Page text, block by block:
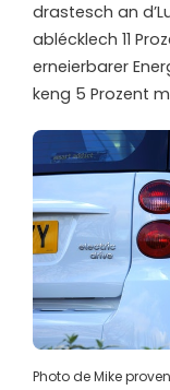
drastesch an
ablécklech 11
erneierbarer
keng 5 Prozent
Photo de Mike